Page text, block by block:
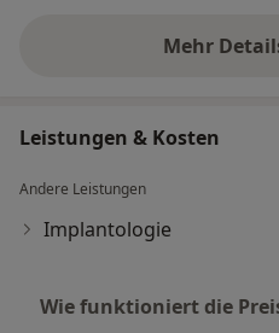
Mehr
Leistungen & Kosten
Andere Leistungen
Implantologie
Wie funktioniert die